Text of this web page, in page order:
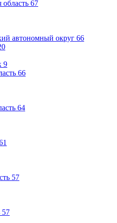
область 67
автономный округ 66
9
66
64
57
57